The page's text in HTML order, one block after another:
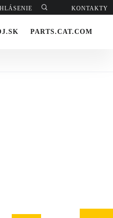
Hladať KONTAKTY
PARTS.CAT.COM